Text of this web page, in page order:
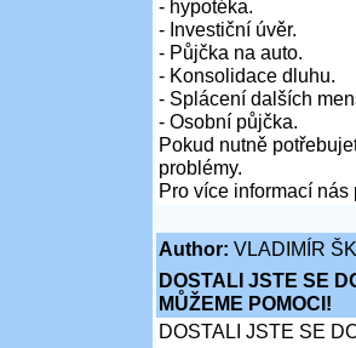
- hypotéka.
- Investiční úvěr.
- Půjčka na auto.
- Konsolidace dluhu.
- Splácení dalších
- Osobní půjčka.
Pokud nutně
problémy.
Pro více informací nás
Author: VLADIMÍR
DOSTALI JSTE SE
MŮŽEME POMOCI!
DOSTALI JSTE SE